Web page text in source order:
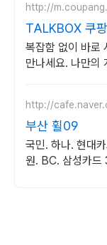
http://
TALKBOX 쿠
복잡함 없이 바로
만나세요. 나만의
http://
부산 휠09
국민. 하나. 현대
원. BC. 삼성카드